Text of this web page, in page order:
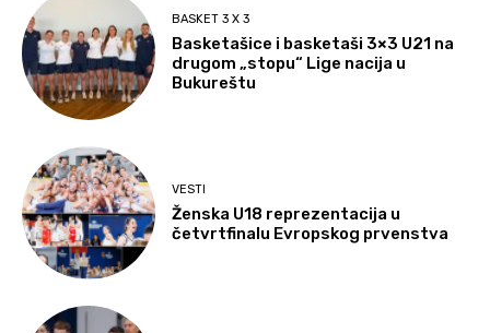
BASKET 3 X 3
Basketašice i basketaši 3×3 U21 na
drugom „stopu“ Lige nacija u
Bukureštu
VESTI
Ženska U18 reprezentacija u
četvrtfinalu Evropskog prvenstva